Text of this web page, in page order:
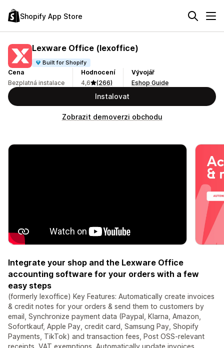
Shopify App Store
Lexware Office (lexoffice)
Built for Shopify
Cena
Bezplatná instalace
Hodnocení
4,6
(266)
Vývojář
Eshop Guide
Instalovat
Zobrazit demoverzi obchodu
Integrate your shop and the Lexware Office
accounting software for your orders with a few
easy steps
(formerly lexoffice) Key Features: Automatically create invoices
& credit notes for your orders & send them to customers by
email, Synchronize payment data (Paypal, Klarna, Amazon,
Sofortkauf, Apple Pay, credit card, Samsung Pay, Shopify
Payments, TikTok) and transaction fees, Post OSS-relevant